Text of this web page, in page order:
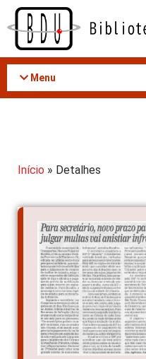
Acessar
conteúdo
Menu
Início » Detalhes